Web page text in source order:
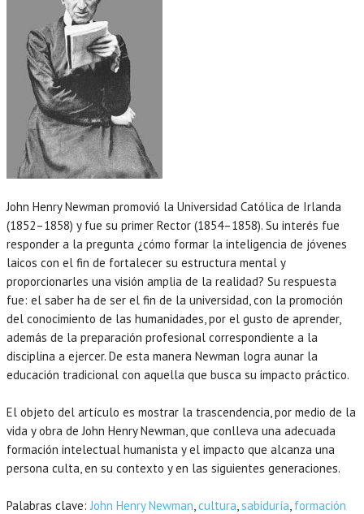
John Henry Newman promovió la Universidad Católica de Irlanda
(1852–1858) y fue su primer Rector (1854–1858). Su interés fue
responder a la pregunta ¿cómo formar la inteligencia de jóvenes
laicos con el fin de fortalecer su estructura mental y
proporcionarles una visión amplia de la realidad? Su respuesta
fue: el saber ha de ser el fin de la universidad, con la promoción
del conocimiento de las humanidades, por el gusto de aprender,
además de la preparación profesional correspondiente a la
disciplina a ejercer. De esta manera Newman logra aunar la
educación tradicional con aquella que busca su impacto práctico.
El objeto del artículo es mostrar la trascendencia, por medio de la
vida y obra de John Henry Newman, que conlleva una adecuada
formación intelectual humanista y el impacto que alcanza una
persona culta, en su contexto y en las siguientes generaciones.
Palabras clave:John Henry Newman,cultura,sabiduría, formación